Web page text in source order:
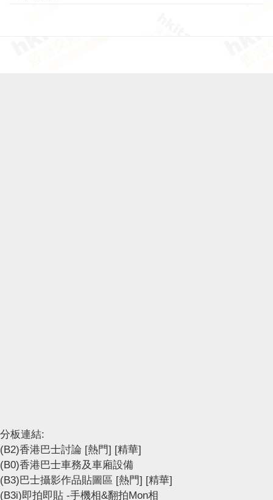
分板連結:
(B2)香港巴士討論 [熱門] [精華]
(B0)香港巴士車務及車廂設備
(B3)巴士攝影作品貼圖區 [熱門] [精華]
(B3i)即拍即貼 -手機相&翻拍Mon相